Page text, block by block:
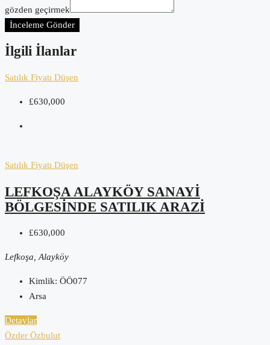
gözden geçirmek
İnceleme Gönder
İlgili İlanlar
Satılık Fiyatı Düşen
£630,000
Satılık Fiyatı Düşen
LEFKOŞA ALAYKÖY SANAYI
BÖLGESINDE SATILIK ARAZI
£630,000
Lefkoşa, Alayköy
Kimlik: ÖÖ077
Arsa
Detaylar
Özder Özbulut